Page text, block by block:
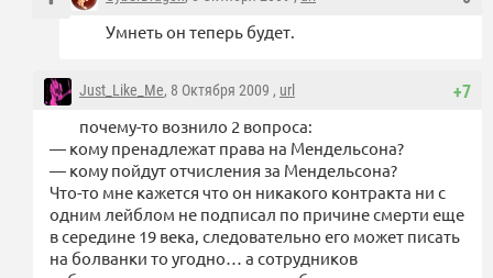
Умнеть он теперь будет.
+7
Just_Like_Me, 8 Октября 2009 , url
почему-то вознило 2 вопроса:
— кому пренадлежат права на Мендельсона?
— кому пойдут отчисления за Мендельсона?
Что-то мне кажется что он никакого контракта ни с
одним лейблом не подписал по причине смерти еще
в середине 19 века, следовательно его может писать
на болванки то угодно… а сотрудников